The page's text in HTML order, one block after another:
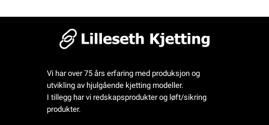
Vi har over 75 års erfaring med produksjon og
utvikling av hjulgående kjetting modeller.
I tillegg har vi redskapsprodukter og løft/sikring
produkter.